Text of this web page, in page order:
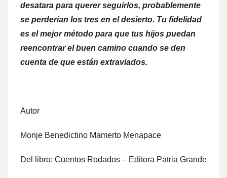
desatara para querer seguirlos, probablemente
se perderían los tres en el desierto. Tu fidelidad
es el mejor método para que tus hijos puedan
reencontrar el buen camino cuando se den
cuenta de que están extraviados.
Autor
Monje Benedictino Mamerto Menapace
Del libro: Cuentos Rodados – Editora Patria Grande